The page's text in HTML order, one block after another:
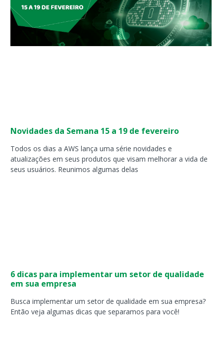
Novidades da Semana 15 a 19 de fevereiro
Todos os dias a AWS lança uma série novidades e
atualizações em seus produtos que visam melhorar a vida de
seus usuários. Reunimos algumas delas
6 dicas para implementar um setor de qualidade
em sua empresa
Busca implementar um setor de qualidade em sua empresa?
Então veja algumas dicas que separamos para você!